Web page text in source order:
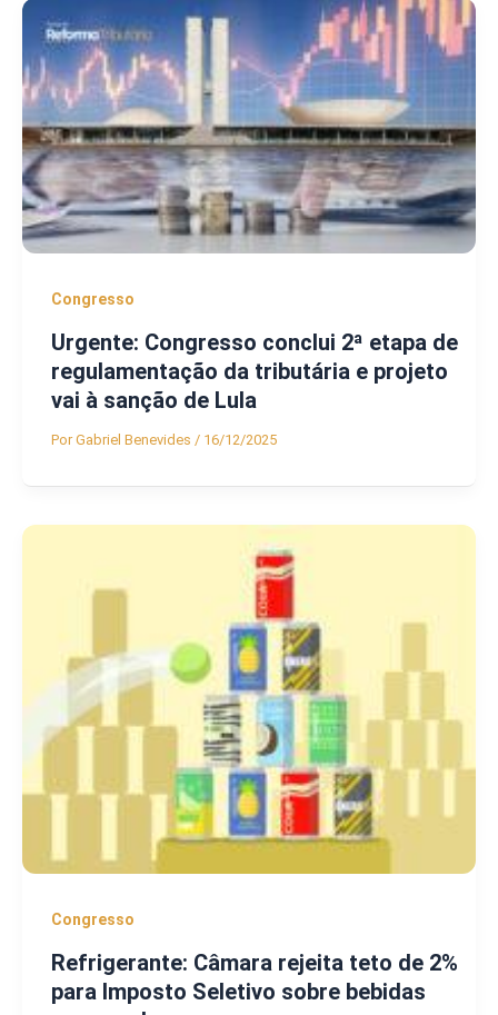
Congresso
Urgente: Congresso conclui 2ª etapa de
regulamentação da tributária e projeto
vai à sanção de Lula
PorGabriel Benevides / 16/12/2025
Congresso
Refrigerante: Câmara rejeita teto de 2%
para Imposto Seletivo sobre bebidas